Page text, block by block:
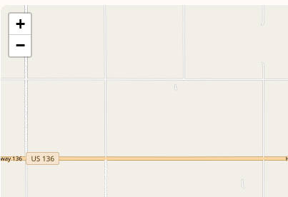
+
−